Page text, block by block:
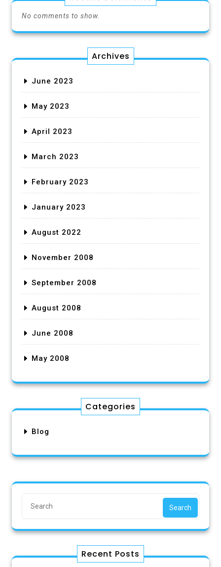
No comments to show.
Archives
June 2023
May 2023
April 2023
March 2023
February 2023
January 2023
August 2022
November 2008
September 2008
August 2008
June 2008
May 2008
Categories
Blog
Search
Recent Posts